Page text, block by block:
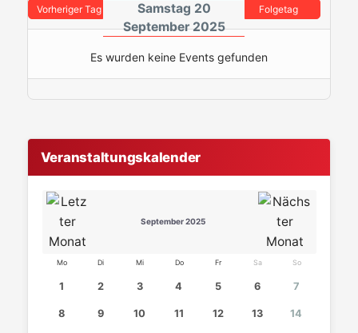
Vorheriger Tag
Samstag 20
September 2025
Folgetag
Es wurden keine Events gefunden
Veranstaltungskalender
September 2025
Mo Di Mi Do Fr Sa So
1 2 3 4 5 6 7
8 9 10 11 12 13 14